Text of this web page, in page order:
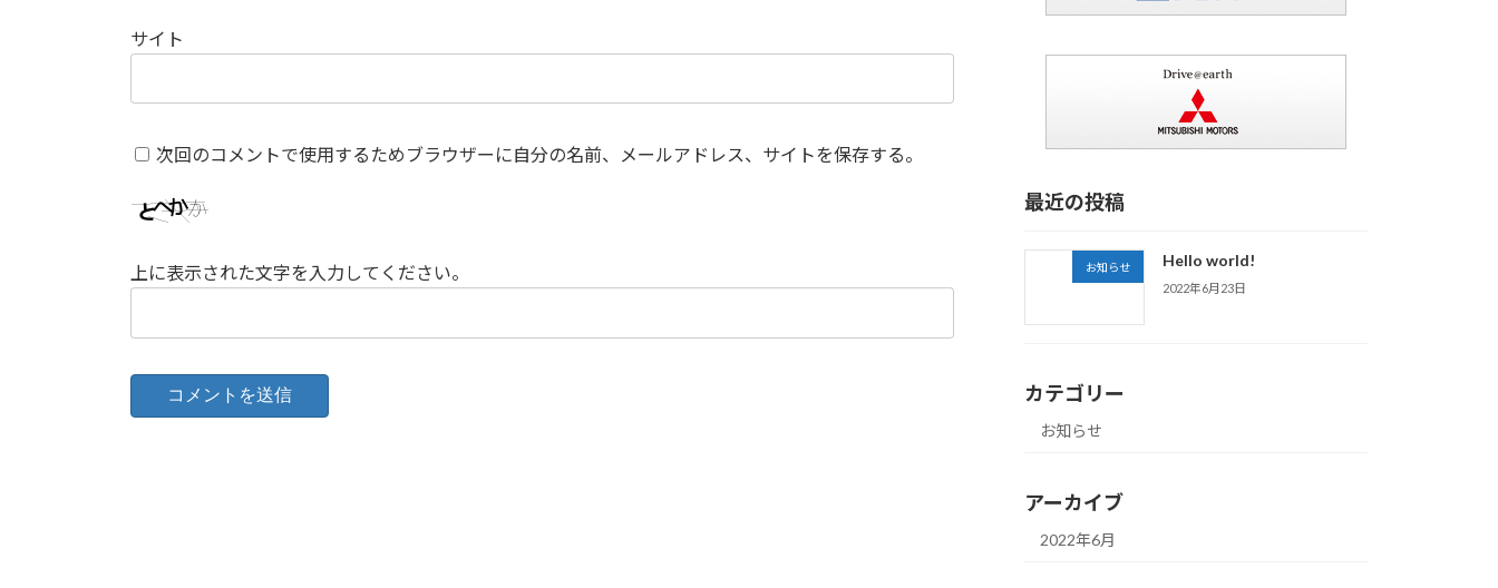
サイト
次回のコメントで使用するためブラウザーに自分の名前、メールアドレス、サイトを保存する。
上に表示された文字を入力してください。
最近の投稿
お知らせ Hello world!
2022年6月23日
カテゴリー
お知らせ
アーカイブ
2022年6月